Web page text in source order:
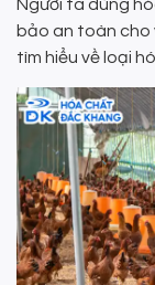
Người ta dùng
bảo an toàn cho
tìm hiểu về loại